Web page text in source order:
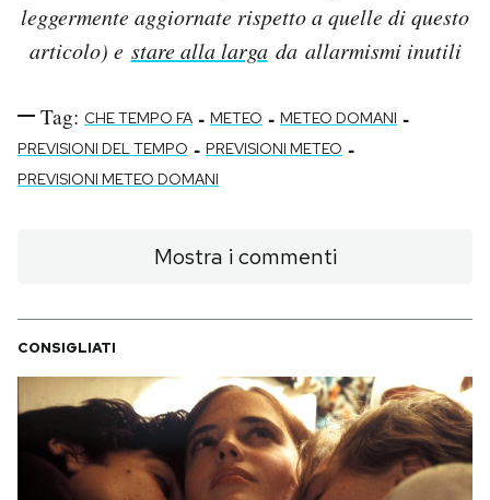
leggermente aggiornate rispetto a quelle di questo
articolo) e stare alla largada allarmismi inutili
Tag: CHE TEMPO FA - METEO - METEO DOMANI -
PREVISIONI DEL TEMPO - PREVISIONI METEO -
PREVISIONI METEO DOMANI
Mostra i commenti
CONSIGLIATI